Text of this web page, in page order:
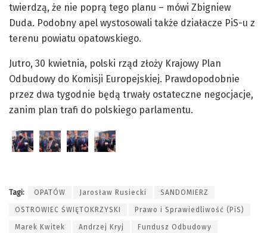
twierdzą, że nie poprą tego planu – mówi Zbigniew
Duda. Podobny apel wystosowali także działacze PiS-u z
terenu powiatu opatowskiego.
Jutro, 30 kwietnia, polski rząd złoży Krajowy Plan
Odbudowy do Komisji Europejskiej. Prawdopodobnie
przez dwa tygodnie będą trwały ostateczne negocjacje,
zanim plan trafi do polskiego parlamentu.
Tagi: OPATÓW Jarosław Rusiecki SANDOMIERZ
OSTROWIEC ŚWIĘTOKRZYSKI Prawo i Sprawiedliwość (PiS)
Marek Kwitek Andrzej Kryj Fundusz Odbudowy